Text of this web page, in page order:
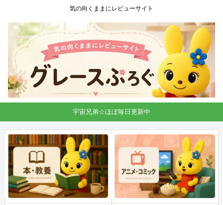
気の向くままにレビューサイト
宇宙兄弟☆ほぼ毎日更新中